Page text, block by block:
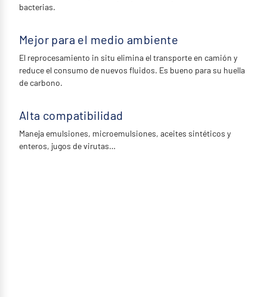
bacterias.
Mejor para el medio ambiente
El reprocesamiento in situ elimina el transporte en camión y
reduce el consumo de nuevos fluidos. Es bueno para su huella
de carbono.
Alta compatibilidad
Maneja emulsiones, microemulsiones, aceites sintéticos y
enteros, jugos de virutas…